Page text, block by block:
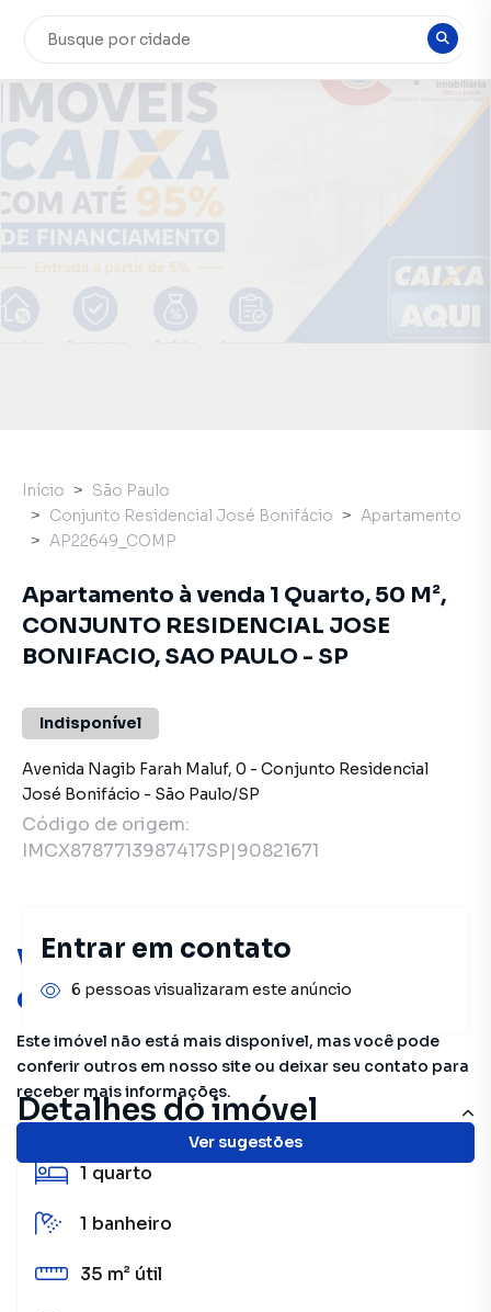
Você pode encontrar novas
oportunidades!
Este imóvel não está mais disponível, mas você pode
conferir outros em nosso site ou deixar seu contato para
receber mais informações.
Ver sugestões
Detalhes do imóvel
1 quarto
1 banheiro
35 m² útil
Início
São Paulo
Conjunto Residencial José Bonifácio
Apartamento
AP22649_COMP
Apartamento à venda 1 Quarto, 50 M²,
CONJUNTO RESIDENCIAL JOSE
BONIFACIO, SAO PAULO - SP
Indisponível
Avenida Nagib Farah Maluf, 0 - Conjunto Residencial
José Bonifácio - São Paulo/SP
Código de origem:
IMCX8787713987417SP|90821671
Entrar em contato
6 pessoas visualizaram este anúncio